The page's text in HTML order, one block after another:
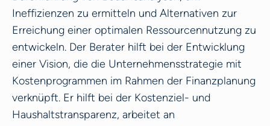
Ineffizienzen zu ermitteln und Alternativen zur
Erreichung einer optimalen Ressourcennutzung zu
entwickeln. Der Berater hilft bei der Entwicklung
einer Vision, die die Unternehmensstrategie mit
Kostenprogrammen im Rahmen der Finanzplanung
verknüpft. Er hilft bei der Kostenziel- und
Haushaltstransparenz, arbeitet an